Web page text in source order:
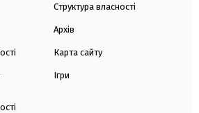
Структура власності
Архів
Карта сайту
Ігри